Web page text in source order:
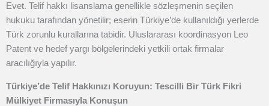
Evet. Telif hakkı lisanslama genellikle sözleşmenin seçilen
hukuku tarafından yönetilir; eserin Türkiye’de kullanıldığı yerlerde
Türk zorunlu kurallarına tabidir. Uluslararası koordinasyon Leo
Patent ve hedef yargı bölgelerindeki yetkili ortak firmalar
aracılığıyla yapılır.
Türkiye’de Telif Hakkınızı Koruyun: Tescilli Bir Türk Fikri
Mülkiyet Firmasıyla Konuşun